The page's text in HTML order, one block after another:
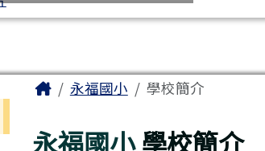
主內容區域
Home永福國小 學校簡介
永福國小學校簡介